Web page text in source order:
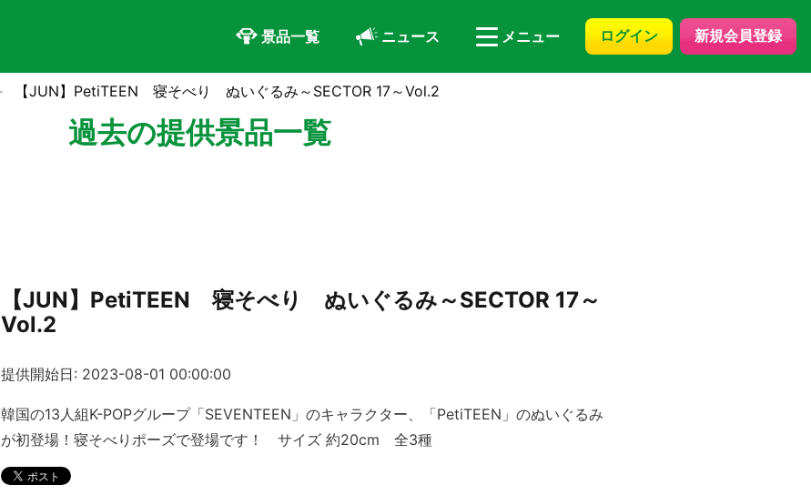
景品一覧 ニュース メニュー ログイン 新規会員登録
【JUN】PetiTEEN 寝そべり ぬいぐるみ～SECTOR 17～Vol.2
過去の提供景品一覧
【JUN】PetiTEEN 寝そべり ぬいぐるみ～SECTOR 17～
Vol.2
提供開始日: 2023-08-01 00:00:00
韓国の13人組K-POPグループ「SEVENTEEN」のキャラクター、「PetiTEEN」のぬいぐるみ
が初登場！寝そべりポーズで登場です！ サイズ 約20cm 全3種